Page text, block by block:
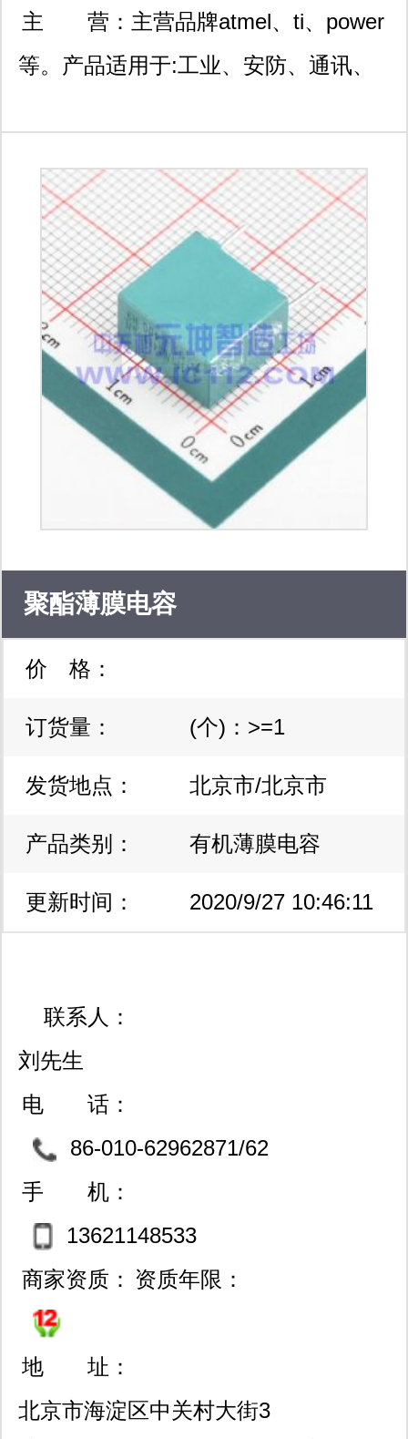
栋
主 营： 主营品牌atmel、ti、power
等。产品适用于:工业、安防、通讯、
产品等行业领域。
聚酯薄膜电容
b32671l4104j000，全新现货
b32671l4104j000
价 格：
订货量： (个)：>=1
发货地点： 北京市/北京市
产品类别： 有机薄膜电容
更新时间： 2020/9/27 10:46:11
联系人：
刘先生
电 话：
86-010-62962871/62
968731/82563291/629613
47
手 机：
13621148533
商家资质： 资质年限：
地 址：
北京市海淀区中关村大街3